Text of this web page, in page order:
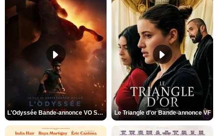
L'Odyssée Bande-annonce VO STFR Le Triangle d'or Bande-annonce VF